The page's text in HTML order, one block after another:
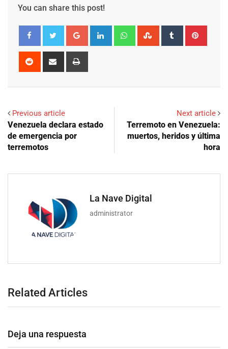
You can share this post!
Google+ LinkedIn WhatsappStumbleUpon
Tumblr
Reddit
Share
Previous article
Venezuela declara estado
de emergencia por
terremotos
Next article
Terremoto en Venezuela:
muertos, heridos y última
hora
La Nave Digital
administrator
Related Articles
Deja una respuesta